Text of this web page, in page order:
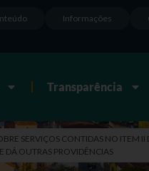
Informações
Transparência
SERVIÇOS CONTIDAS NO ITEM
DÁ OUTRAS PROVIDÊNCIAS